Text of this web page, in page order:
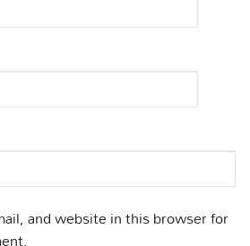
and website in this browser for